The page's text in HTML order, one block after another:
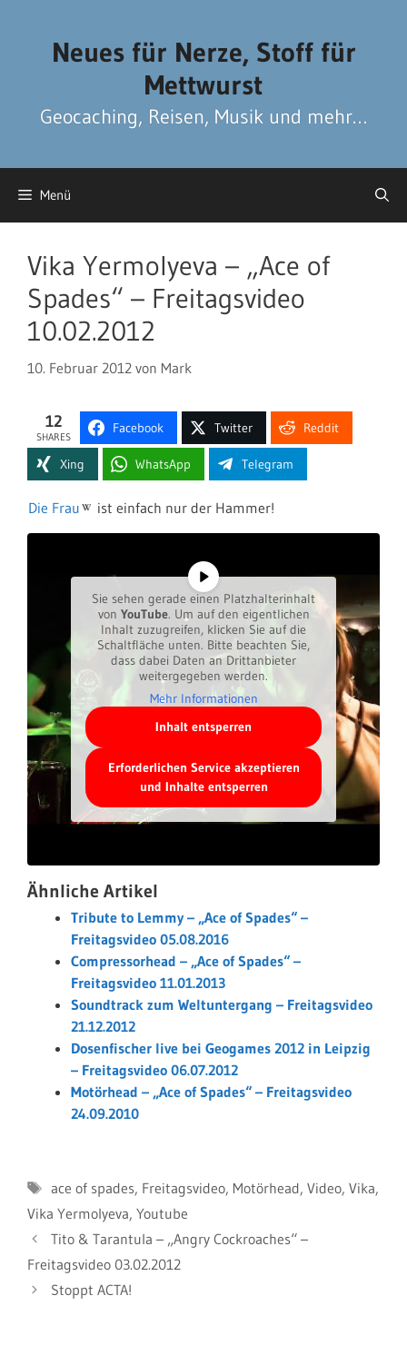
Neues für Nerze, Stoff für
Mettwurst
Geocaching, Reisen, Musik und mehr…
Menü
Vika Yermolyeva – „Ace of
Spades“ – Freitagsvideo
10.02.2012
10. Februar 2012 von Mark
12
SHARES
Facebook Twitter Reddit
Xing WhatsApp Telegram
Die Frau ist einfach nur der Hammer!
Sie sehen gerade einen Platzhalterinhalt
von YouTube. Um auf den eigentlichen
Inhalt zuzugreifen, klicken Sie auf die
Schaltfläche unten. Bitte beachten Sie,
dass dabei Daten an Drittanbieter
weitergegeben werden.
Mehr Informationen
Inhalt entsperren
Erforderlichen Service akzeptieren
und Inhalte entsperren
Ähnliche Artikel
Tribute to Lemmy – „Ace of Spades“ –
Freitagsvideo 05.08.2016
Compressorhead – „Ace of Spades“ –
Freitagsvideo 11.01.2013
Soundtrack zum Weltuntergang – Freitagsvideo
21.12.2012
Dosenfischer live bei Geogames 2012 in Leipzig
– Freitagsvideo 06.07.2012
Motörhead – „Ace of Spades“ – Freitagsvideo
24.09.2010
Schlagwörter
ace of spades, Freitagsvideo, Motörhead, Video, Vika,
Vika Yermolyeva, Youtube
Tito & Tarantula – „Angry Cockroaches“ –
Freitagsvideo 03.02.2012
Stoppt ACTA!